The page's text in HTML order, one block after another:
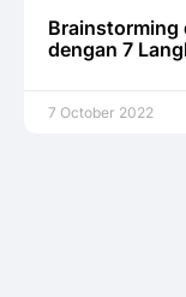
Brainstorming
dengan 7
7 October 2022